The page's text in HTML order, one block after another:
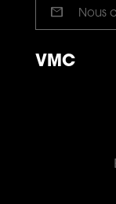
mail Nous
VMC